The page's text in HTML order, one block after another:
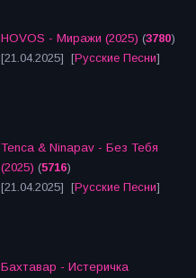
HOVOS - Миражи (2025) (3780)
[21.04.2025] [Русские Песни]
Tenca & Ninapav - Без Тебя
(2025) (5716)
[21.04.2025] [Русские Песни]
Бахтавар - Истеричка